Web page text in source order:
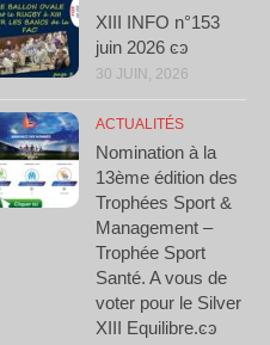
XIII INFO n°153
juin 2026 ͼͽ
30 JUIN, 2026
ACTUALITÉS
Nomination à la
13ème édition des
Trophées Sport &
Management –
Trophée Sport
Santé. A vous de
voter pour le Silver
XIII Equilibre.ͼͽ